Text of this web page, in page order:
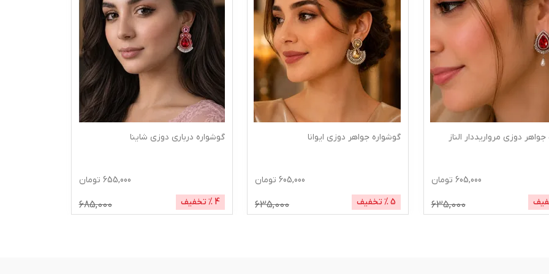
جواهر دوزی ایوانا
605,000 تومان
635,000
گوشواره درباری دوزی شاینا
655,000 تومان
4% تخفیف 685,000
گوشواره جواهر دوزی یاسمین
623,844 تومان
5% تخفیف 653,844